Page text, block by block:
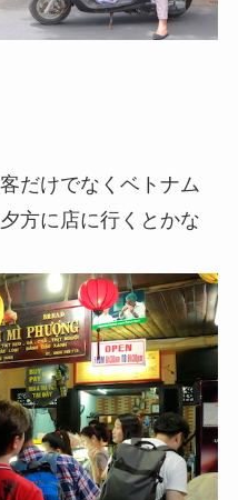
だけでなくベトナム
方に店に行くとかな